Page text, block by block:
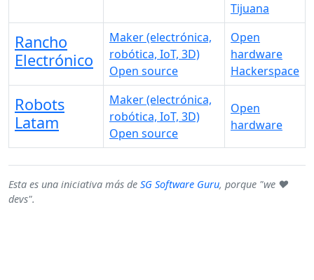
Tijuana
Rancho
Electrónico
Maker (electrónica,
robótica, IoT, 3D)
Open source
Open
hardware
Hackerspace
Robots
Latam
Maker (electrónica,
robótica, IoT, 3D)
Open source
Open
hardware
Esta es una iniciativa más de SG Software Guru, porque "we ♥
devs".